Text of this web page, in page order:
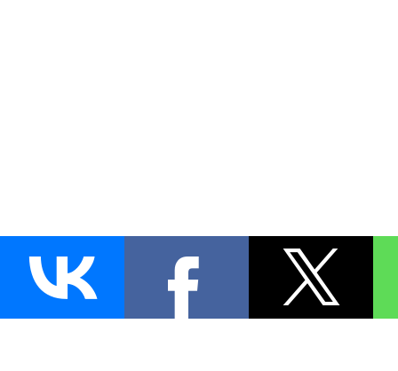
AUTO BLOKIRATOR
+7 (495) 255-04-60 ПОИСК ЗАМКА УСТАНОВКА